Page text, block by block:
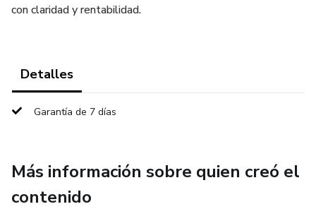
con claridad y rentabilidad.
Detalles
Garantía de 7 días
Más información sobre quien creó el
contenido